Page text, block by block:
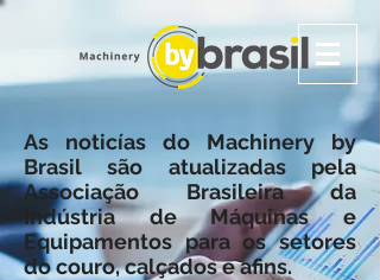
As noticías do Machinery by
Brasil são atualizadas pela
Associação Brasileira da
Indústria de Máquinas e
Equipamentos para os setores
do couro, calçados e afins.